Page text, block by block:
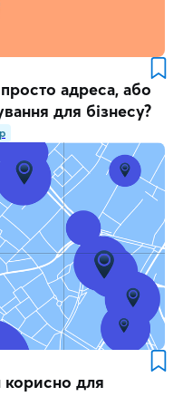
адреса, або
для бізнесу?
корисно для